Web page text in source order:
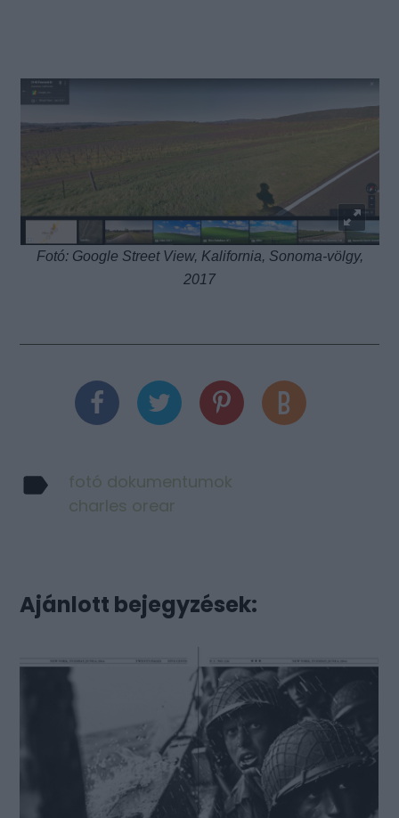
Fotó: Google Street View, Kalifornia, Sonoma-völgy,
2017
fotó dokumentumok
charles orear
Ajánlott bejegyzések: